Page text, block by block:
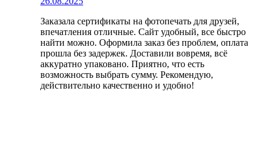
Заказала сертификаты на фотопечать для друзей,
впечатления отличные. Сайт удобный, все быстро
найти можно. Оформила заказ без проблем, оплата
прошла без задержек. Доставили вовремя, всё
аккуратно упаковано. Приятно, что есть
возможность выбрать сумму. Рекомендую,
действительно качественно и удобно!